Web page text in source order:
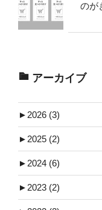
のが
アーカイブ
► 2026 (3)
► 2025 (2)
► 2024 (6)
► 2023 (2)